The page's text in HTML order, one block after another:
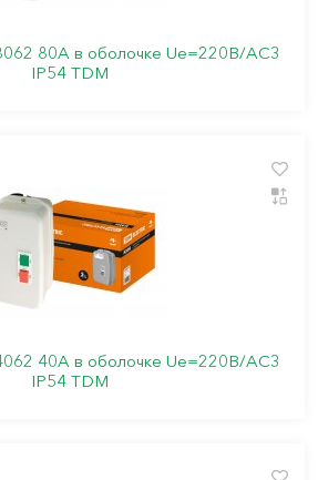
80А в оболочке Ue=220В/АC3
IP54 TDM
40А в оболочке Ue=220В/АC3
IP54 TDM